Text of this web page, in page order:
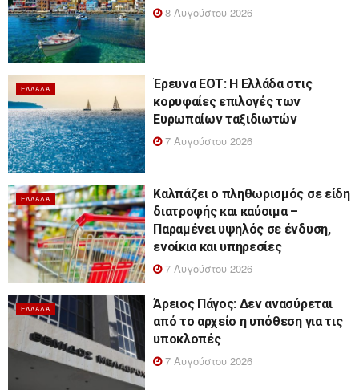
8 Αυγούστου 2026
ΕΛΛΆΔΑ
Έρευνα ΕΟΤ: Η Ελλάδα στις
κορυφαίες επιλογές των
Ευρωπαίων ταξιδιωτών
7 Αυγούστου 2026
ΕΛΛΆΔΑ
Καλπάζει ο πληθωρισμός σε είδη
διατροφής και καύσιμα –
Παραμένει υψηλός σε ένδυση,
ενοίκια και υπηρεσίες
7 Αυγούστου 2026
ΕΛΛΆΔΑ
Άρειος Πάγος: Δεν ανασύρεται
από το αρχείο η υπόθεση για τις
υποκλοπές
7 Αυγούστου 2026